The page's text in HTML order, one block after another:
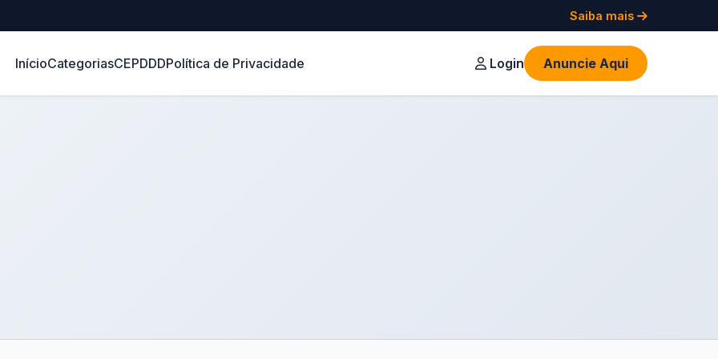
Saiba mais
InícioCategoriasCEPDDDPolítica de Privacidade Login Anuncie Aqui